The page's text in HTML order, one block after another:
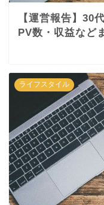
【運営報告】30
PV数・収益など
ライフスタイル